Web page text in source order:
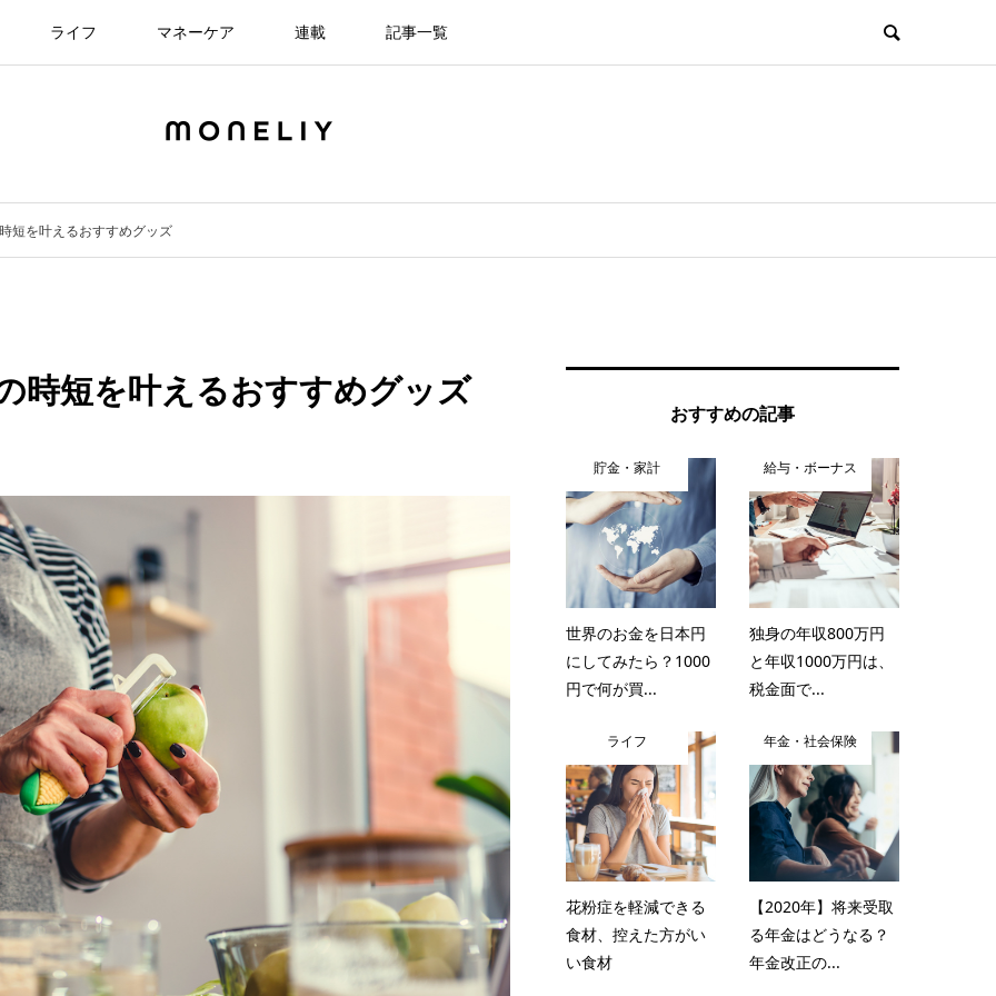
ライフ マネーケア 連載 記事一覧
短を叶えるおすすめグッズ
時短を叶えるおすすめグッズ
おすすめの記事
貯金・家計
世界のお金を日本円
にしてみたら？1000
円で何が買...
給与・ボーナス
独身の年収800万円
と年収1000万円は、
税金面で...
ライフ
花粉症を軽減できる
食材、控えた方がい
い食材
年金・社会保険
【2020年】将来受取
る年金はどうなる？
年金改正の...